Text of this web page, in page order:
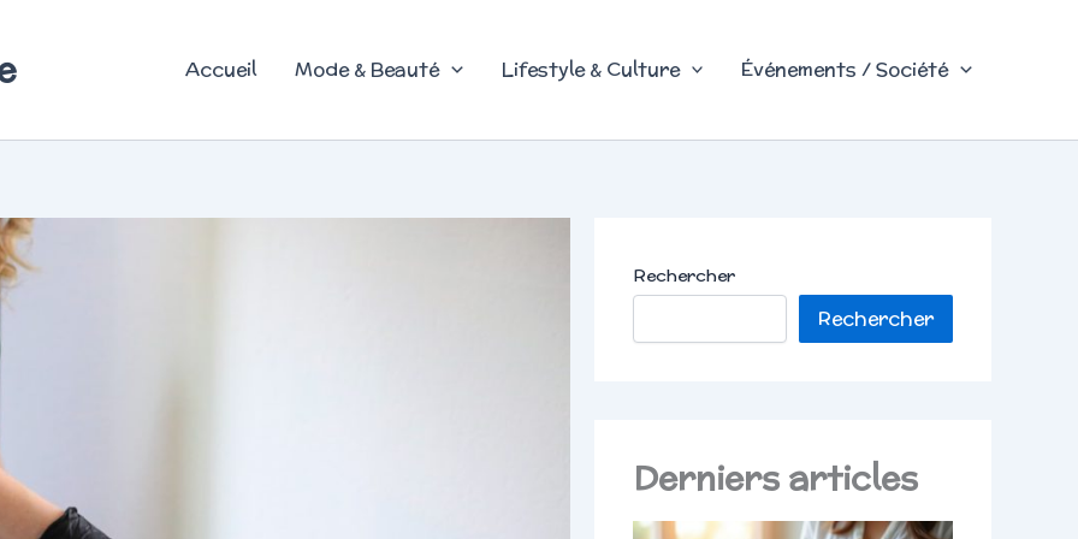
Accueil Mode & Beauté Lifestyle & Culture Événements / Société
Rechercher
Rechercher
Derniers articles